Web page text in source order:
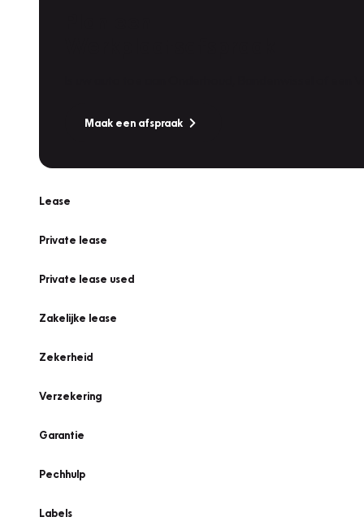
Maak een afspraak
Lease
Private lease
Private lease used
Zakelijke lease
Zekerheid
Verzekering
Garantie
Pechhulp
Labels